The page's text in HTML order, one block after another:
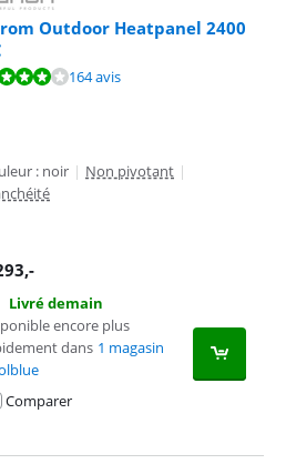
Outdoor Heatpanel 2400
sur 164 avis.164 avis
: noir | Non pivotant |
,-
Livré demain
encore plus
dans 1 magasin
Comparer